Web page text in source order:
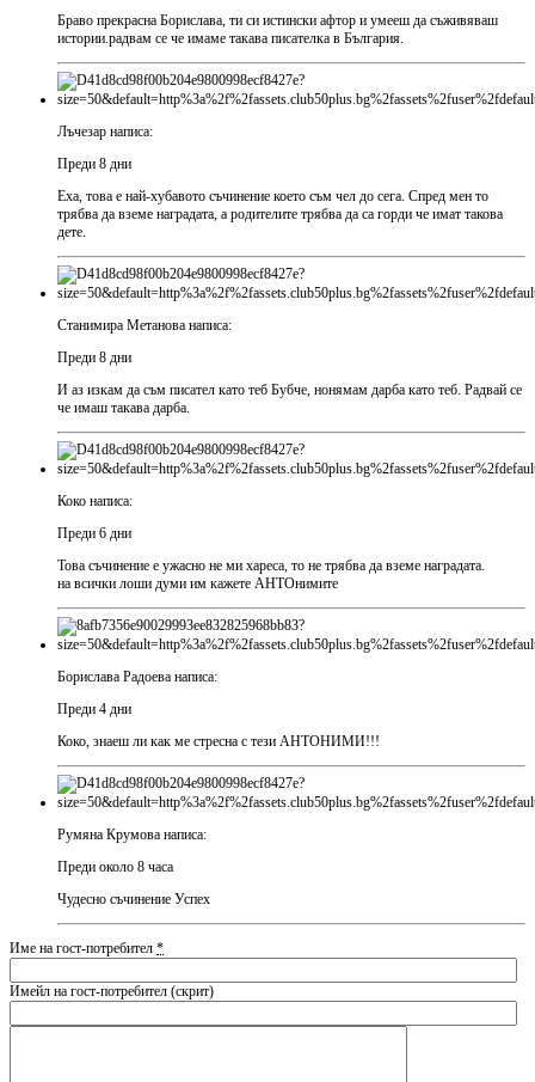
Браво прекрасна Борислава, ти си истински афтор и умееш да съживяваш
истории.радвам се че имаме такава писателка в България.
Лъчезар написа:
Преди 8 дни
Еха, това е най-хубавото съчинение което съм чел до сега. Спред мен то
трябва да вземе наградата, а родителите трябва да са горди че имат такова
дете.
Станимира Метанова написа:
Преди 8 дни
И аз изкам да съм писател като теб Бубче, нонямам дарба като теб. Радвай се
че имаш такава дарба.
Коко написа:
Преди 6 дни
Това съчинение е ужасно не ми хареса, то не трябва да вземе наградата.
на всички лоши думи им кажете АНТОнимите
Борислава Радоева написа:
Преди 4 дни
Коко, знаеш ли как ме стресна с тези АНТОНИМИ!!!
Румяна Крумова написа:
Преди около 8 часа
Чудесно съчинение Успех
Име на гост-потребител *
Имейл на гост-потребител (скрит)